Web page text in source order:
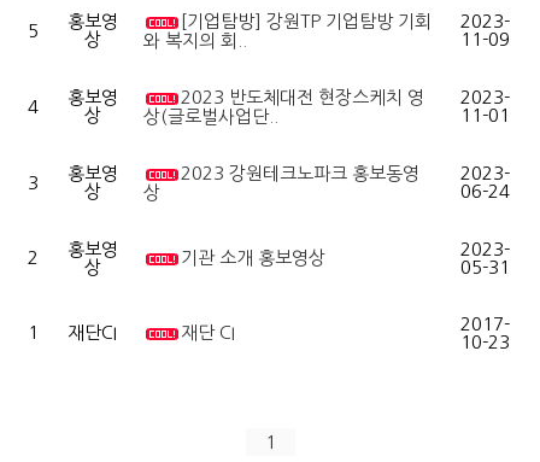
5
홍보영
상
[기업탐방] 강원TP 기업탐방 기회
와 복지의 회..
2023-
11-09
4
홍보영
상
2023 반도체대전 현장스케치 영
상(글로벌사업단..
2023-
11-01
3
홍보영
상
2023 강원테크노파크 홍보동영
상
2023-
06-24
2
홍보영
상
기관 소개 홍보영상
2023-
05-31
1 재단CI 재단 CI
2017-
10-23
1